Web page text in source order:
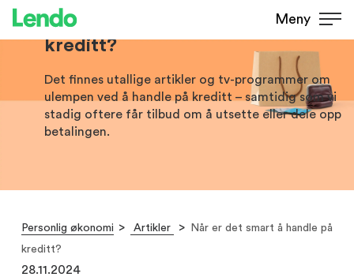
Meny
Når er det smart å handle på
kreditt?
Det finnes utallige artikler og tv-programmer om
ulempen ved å handle på kreditt – samtidig som vi
stadig oftere får tilbud om å utsette eller dele opp
betalingen.
Personlig økonomi Artikler
Når er det smart å handle på
kreditt?
28.11.2024